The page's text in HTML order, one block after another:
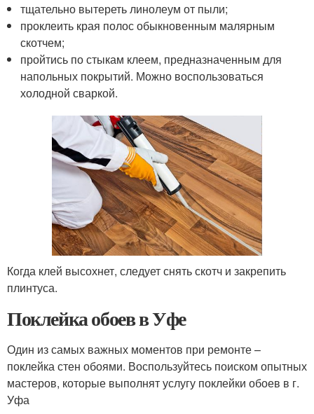
тщательно вытереть линолеум от пыли;
проклеить края полос обыкновенным малярным
скотчем;
пройтись по стыкам клеем, предназначенным для
напольных покрытий. Можно воспользоваться
холодной сваркой.
Когда клей высохнет, следует снять скотч и закрепить
плинтуса.
Поклейка обоев в Уфе
Один из самых важных моментов при ремонте –
поклейка стен обоями. Воспользуйтесь поиском опытных
мастеров, которые выполнят услугу поклейки обоев в г.
Уфа